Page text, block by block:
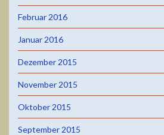
Februar 2016
Januar 2016
Dezember 2015
November 2015
Oktober 2015
September 2015